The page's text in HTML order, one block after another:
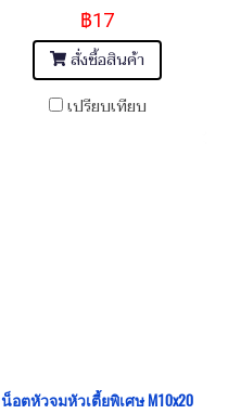
฿17
สั่งซื้อสินค้า
เปรียบเทียบ
น็อตหัวจมหัวเตี้ยพิเศษ M10x20